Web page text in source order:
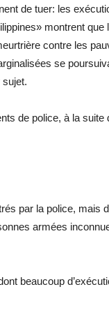
de tuer: les
montrent que
contre les
se
de police, à la suite
par la police, mais
armées
beaucoup